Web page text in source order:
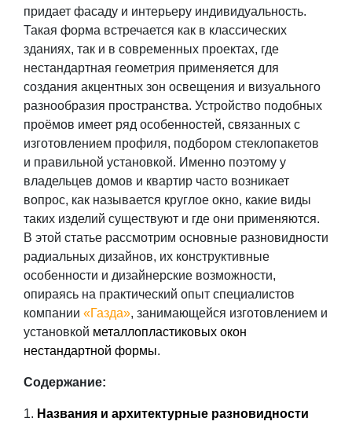
придает фасаду и интерьеру индивидуальность.
Такая форма встречается как в классических
зданиях, так и в современных проектах, где
нестандартная геометрия применяется для
создания акцентных зон освещения и визуального
разнообразия пространства. Устройство подобных
проёмов имеет ряд особенностей, связанных с
изготовлением профиля, подбором стеклопакетов
и правильной установкой. Именно поэтому у
владельцев домов и квартир часто возникает
вопрос, как называется круглое окно, какие виды
таких изделий существуют и где они применяются.
В этой статье рассмотрим основные разновидности
радиальных дизайнов, их конструктивные
особенности и дизайнерские возможности,
опираясь на практический опыт специалистов
компании «Газда», занимающейся изготовлением и
установкой металлопластиковых окон
нестандартной формы.
Содержание:
Названия и архитектурные разновидности